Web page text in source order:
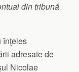
din tribună
înţeles
adresate de
Nicolae